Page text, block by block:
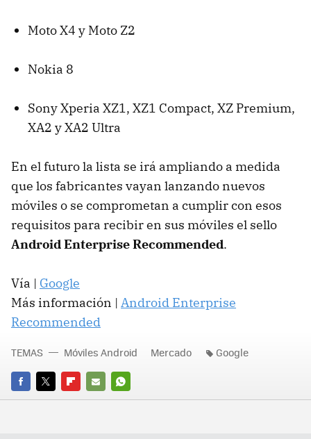
Moto X4 y Moto Z2
Nokia 8
Sony Xperia XZ1, XZ1 Compact, XZ Premium,
XA2 y XA2 Ultra
En el futuro la lista se irá ampliando a medida
que los fabricantes vayan lanzando nuevos
móviles o se comprometan a cumplir con esos
requisitos para recibir en sus móviles el sello
Android Enterprise Recommended.
Vía | Google
Más información | Android Enterprise
Recommended
FACEBOOK
TWITTERFLIPBOARD
E-
WHATSAPP
TEMAS Móviles Android Mercado Google